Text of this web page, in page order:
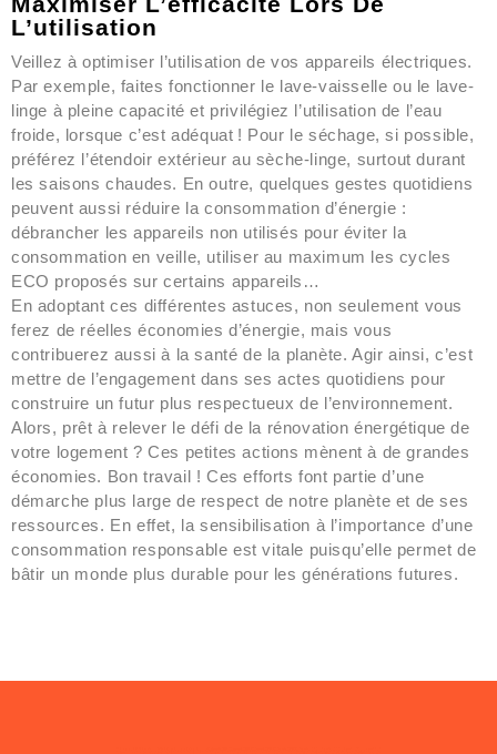
L’utilisation
Veillez à optimiser l’utilisation de vos appareils électriques.
Par exemple, faites fonctionner le lave-vaisselle ou le lave-
linge à pleine capacité et privilégiez l’utilisation de l’eau
froide, lorsque c’est adéquat ! Pour le séchage, si possible,
préférez l’étendoir extérieur au sèche-linge, surtout durant
les saisons chaudes. En outre, quelques gestes quotidiens
peuvent aussi réduire la consommation d’énergie :
débrancher les appareils non utilisés pour éviter la
consommation en veille, utiliser au maximum les cycles
ECO proposés sur certains appareils…
En adoptant ces différentes astuces, non seulement vous
ferez de réelles économies d’énergie, mais vous
contribuerez aussi à la santé de la planète. Agir ainsi, c’est
mettre de l’engagement dans ses actes quotidiens pour
construire un futur plus respectueux de l’environnement.
Alors, prêt à relever le défi de la rénovation énergétique de
votre logement ? Ces petites actions mènent à de grandes
économies. Bon travail ! Ces efforts font partie d’une
démarche plus large de respect de notre planète et de ses
ressources. En effet, la sensibilisation à l’importance d’une
consommation responsable est vitale puisqu’elle permet de
bâtir un monde plus durable pour les générations futures.